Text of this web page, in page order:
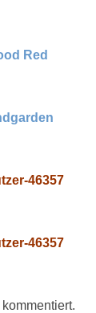
Red
46357
46357
kommentiert.